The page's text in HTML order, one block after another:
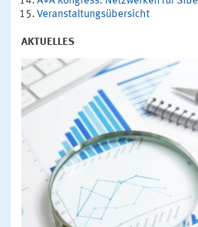
Veranstaltungsübersicht
AKTUELLES